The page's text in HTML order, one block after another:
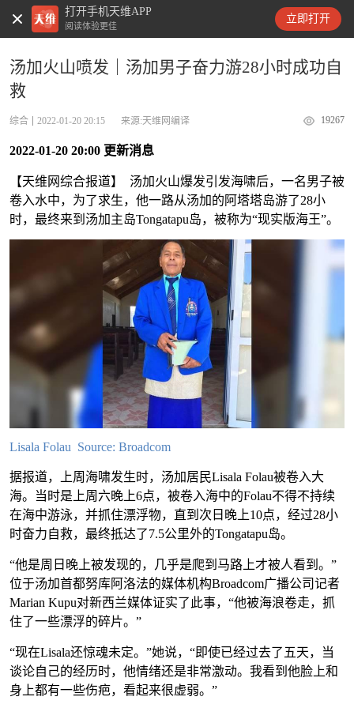
打开手机天维APP
阅读体验更佳
立即打开
天维新闻
汤加火山喷发｜汤加男子奋力游28小时成功自
救
综合 2022-01-20 20:15 来源:天维网编译 19267
2022-01-20 20:00 更新消息
【天维网综合报道】 汤加火山爆发引发海啸后，一名男子被
卷入水中，为了求生，他一路从汤加的阿塔塔岛游了28小
时，最终来到汤加主岛Tongatapu岛，被称为“现实版海王”。
Lisala Folau Source: Broadcom
据报道，上周海啸发生时，汤加居民Lisala Folau被卷入大
海。当时是上周六晚上6点，被卷入海中的Folau不得不持续
在海中游泳，并抓住漂浮物，直到次日晚上10点，经过28小
时奋力自救，最终抵达了7.5公里外的Tongatapu岛。
“他是周日晚上被发现的，几乎是爬到马路上才被人看到。”
位于汤加首都努库阿洛法的媒体机构Broadcom广播公司记者
Marian Kupu对新西兰媒体证实了此事，“他被海浪卷走，抓
住了一些漂浮的碎片。”
“现在Lisala还惊魂未定。”她说，“即使已经过去了五天，当
谈论自己的经历时，他情绪还是非常激动。我看到他脸上和
身上都有一些伤疤，看起来很虚弱。”